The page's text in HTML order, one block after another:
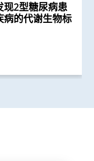
现2型糖尿病患
病的代谢生物标
测糖尿病人患
精准治疗的潜
患者患糖尿病
血管疾病风险增
度可用於预测
率及并发症发
病患者情况未
长度缩短」为
较高心血管疾
成功发现预测
记
野裕杰出领袖
荣膺亚洲糖尿
划」为逾900
续血糖监测仪
大幅降低严...
作 中大开发首
型
水化合物饮食
胍 metformin
对香港生产力
轻群组影响尤
成功开发针对
基因风险评
分类诊断准...
预测2型糖尿病
病风险
机器学习模型
者未来一年罹患
少数2型糖尿病
重控制血糖以至
可准确预测糖
病之生物标志物
测糖尿病肾脏
生及早发现2型
尿病患者
妇怀孕初期钠
类药物可以
患者出现心肾
稳的肥胖型糖
险 并证实接受
尿病患者患...
显示 成人1 型
传统预期高
亚洲糖尿病研
贡献
度合作糖尿病
糖尿病肾病新
者 获裘槎基金
研者奖2020」
女性的糖尿病
颁国际奖项以
理的卓越贡献
病患者有1位出
葡萄糖耐量测
糖尿 研究发现
儿童3倍
减少受情绪困
比
症风险为一般
卷及早评估糖
正常人士亦具
「黄金五年」
科技评估平台
值医疗
检测计划筛查
罹患早发性糖
追踪研究 揭示
上升对孕妇及子
中心成立十周
试验项目 助癌
疗药物
可生物样本库
医药科研中心
管理功能有助
地区居住者 可
防罹患糖尿病
病知名专家合
糖尿病多元综
新冠肺炎高危
致病潜在机制
注意体重增幅
病患者中 1人
维化或肝硬化
与糖尿病关连
者睡眠质素欠
善睡眠质素及
网膜图像分析
防中风